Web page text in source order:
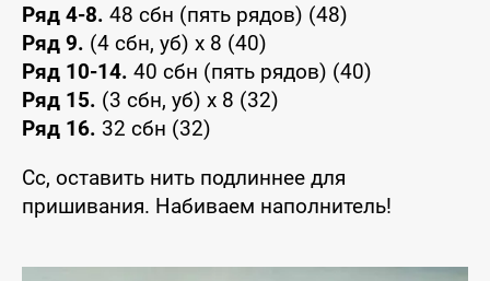
Ряд 4-8. 48 сбн (пять рядов) (48)
Ряд 9. (4 сбн, уб) x 8 (40)
Ряд 10-14. 40 сбн (пять рядов) (40)
Ряд 15. (3 сбн, уб) x 8 (32)
Ряд 16. 32 сбн (32)
Сс, оставить нить подлиннее для
пришивания. Набиваем наполнитель!